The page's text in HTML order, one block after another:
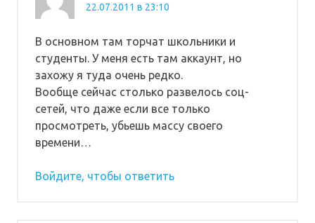
22.07.2011 в 23:10
В основном там торчат школьники и
студенты. У меня есть там аккаунт, но
захожу я туда очень редко.
Вообще сейчас столько развелось соц-
сетей, что даже если все только
просмотреть, убьешь массу своего
времени…
Войдите, чтобы ответить